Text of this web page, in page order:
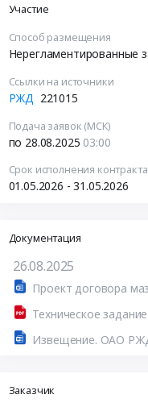
Участие
Способ размещения
Нерегламентированные
Ссылки на источники
РЖД 221015
Подача заявок (МСК)
по 28.08.2025 03:00
Срок исполнения
01.05.2026 - 31.05.2026
Документация
26.08.2025
Проект договора
Техническое
Извещение. ОАО
Заказчик